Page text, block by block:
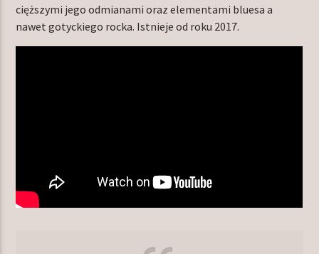
Radio Orbit
cięższymi jego odmianami oraz elementami bluesa a
nawet gotyckiego rocka. Istnieje od roku 2017.